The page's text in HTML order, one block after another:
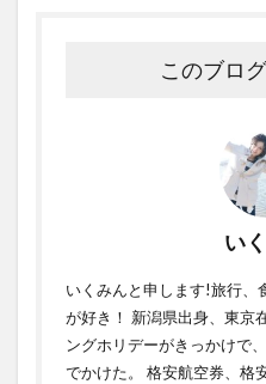
このブロ
い
いくみんと申します!旅行、
が好き！ 新潟県出身、東京
ングホリデーがきっかけで
でかけた。 格安航空券、格